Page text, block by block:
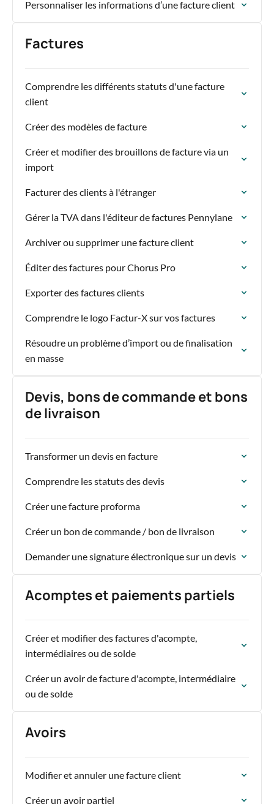
Personnaliser les informations d’une facture client
Factures
Comprendre les différents statuts d'une facture
client
Créer des modèles de facture
Créer et modifier des brouillons de facture via un
import
Facturer des clients à l'étranger
Gérer la TVA dans l'éditeur de factures Pennylane
Archiver ou supprimer une facture client
Éditer des factures pour Chorus Pro
Exporter des factures clients
Comprendre le logo Factur-X sur vos factures
Résoudre un problème d’import ou de finalisation
en masse
Devis, bons de commande et bons
de livraison
Transformer un devis en facture
Comprendre les statuts des devis
Créer une facture proforma
Créer un bon de commande / bon de livraison
Demander une signature électronique sur un devis
Acomptes et paiements partiels
Créer et modifier des factures d'acompte,
intermédiaires ou de solde
Créer un avoir de facture d'acompte, intermédiaire
ou de solde
Avoirs
Modifier et annuler une facture client
Créer un avoir partiel